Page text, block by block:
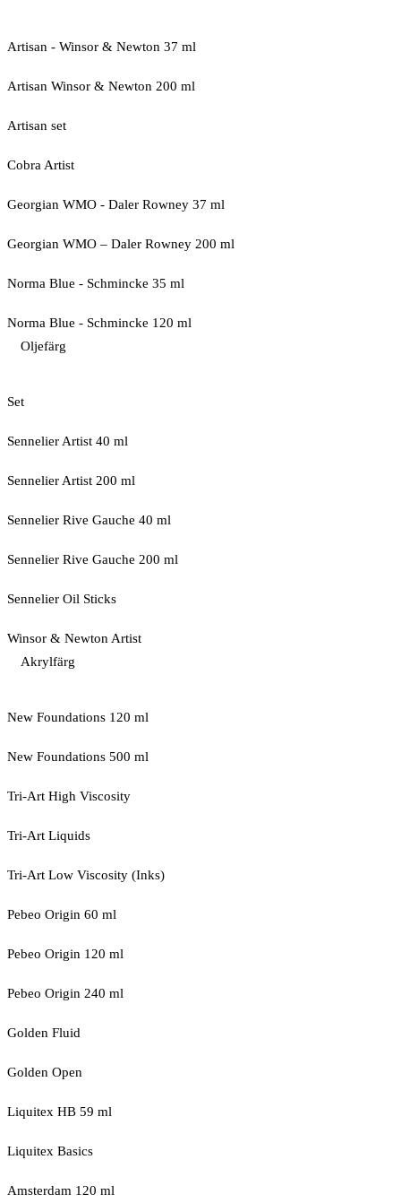
Artisan - Winsor & Newton 37 ml
Artisan Winsor & Newton 200 ml
Artisan set
Cobra Artist
Georgian WMO - Daler Rowney 37 ml
Georgian WMO – Daler Rowney 200 ml
Norma Blue - Schmincke 35 ml
Norma Blue - Schmincke 120 ml
Oljefärg
Set
Sennelier Artist 40 ml
Sennelier Artist 200 ml
Sennelier Rive Gauche 40 ml
Sennelier Rive Gauche 200 ml
Sennelier Oil Sticks
Winsor & Newton Artist
Akrylfärg
New Foundations 120 ml
New Foundations 500 ml
Tri-Art High Viscosity
Tri-Art Liquids
Tri-Art Low Viscosity (Inks)
Pebeo Origin 60 ml
Pebeo Origin 120 ml
Pebeo Origin 240 ml
Golden Fluid
Golden Open
Liquitex HB 59 ml
Liquitex Basics
Amsterdam 120 ml